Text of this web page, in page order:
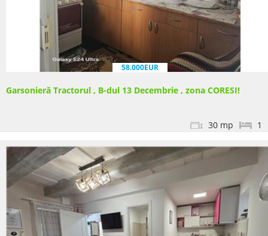
58.000EUR
Garsonieră Tractorul , B-dul 13 Decembrie , zona CORESI!
1
30 mp